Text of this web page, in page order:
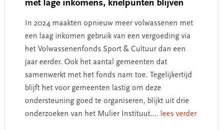
met lage inkomens, knelpunten blijven
In 2024 maakten opnieuw meer volwassenen met
een laag inkomen gebruik van een vergoeding via
het Volwassenenfonds Sport & Cultuur dan een
jaar eerder. Ook het aantal gemeenten dat
samenwerkt met het fonds nam toe. Tegelijkertijd
blijft het voor gemeenten lastig om deze
ondersteuning goed te organiseren, blijkt uit drie
onderzoeken van het Mulier Instituut.... lees verder